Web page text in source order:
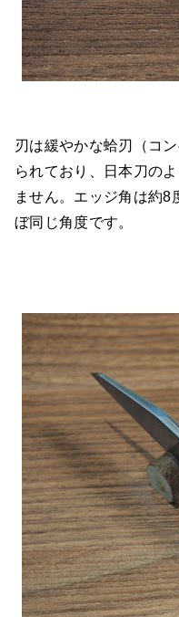
刃は緩やかな蛤刃（コ
られており、日本刀の
ません。エッジ角は約8
ぼ同じ角度です。